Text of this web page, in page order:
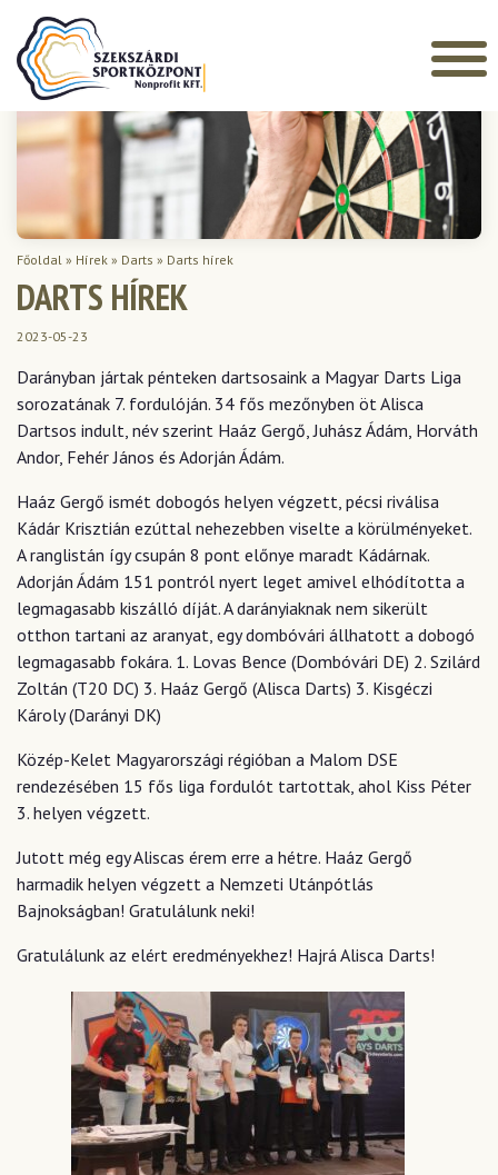
Főoldal » Hírek » Darts » Darts hírek
DARTS HÍREK
2023-05-23
Darányban jártak pénteken dartsosaink a Magyar Darts Liga
sorozatának 7. fordulóján. 34 fős mezőnyben öt Alisca
Dartsos indult, név szerint Haáz Gergő, Juhász Ádám, Horváth
Andor, Fehér János és Adorján Ádám.
Haáz Gergő ismét dobogós helyen végzett, pécsi riválisa
Kádár Krisztián ezúttal nehezebben viselte a körülményeket.
A ranglistán így csupán 8 pont előnye maradt Kádárnak.
Adorján Ádám 151 pontról nyert leget amivel elhódította a
legmagasabb kiszálló díját. A darányiaknak nem sikerült
otthon tartani az aranyat, egy dombóvári állhatott a dobogó
legmagasabb fokára. 1. Lovas Bence (Dombóvári DE) 2. Szilárd
Zoltán (T20 DC) 3. Haáz Gergő (Alisca Darts) 3. Kisgéczi
Károly (Darányi DK)
Közép-Kelet Magyarországi régióban a Malom DSE
rendezésében 15 fős liga fordulót tartottak, ahol Kiss Péter
3. helyen végzett.
Jutott még egy Aliscas érem erre a hétre. Haáz Gergő
harmadik helyen végzett a Nemzeti Utánpótlás
Bajnokságban! Gratulálunk neki!
Gratulálunk az elért eredményekhez! Hajrá Alisca Darts!